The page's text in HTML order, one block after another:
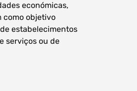
económicas,
como objetivo
estabelecimentos
serviços ou de